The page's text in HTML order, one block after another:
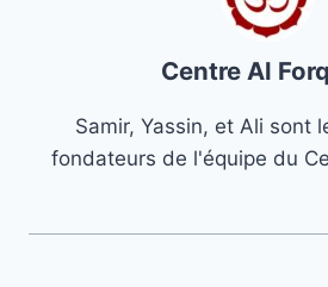
Centre Al
Samir, Yassin, et Ali sont
fondateurs de l'équipe du